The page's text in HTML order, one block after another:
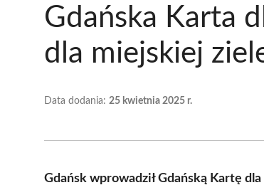
Gdańska Karta
dla miejskiej
Data dodania: 25 kwietnia 2025 r.
Gdańsk wprowadził Gdańską Kartę